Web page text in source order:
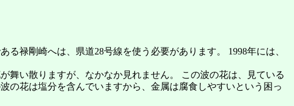
禄剛崎へは、県道28号線を使う必要があります。 1998年には、
い散りますが、なかなか見れません。 この波の花は、見ている
の花は塩分を含んでいますから、金属は腐食しやすいという困っ